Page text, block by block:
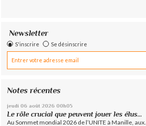
Newsletter
S'inscrire Se désinscrire
Notes récentes
jeudi 06 août 2026 00h05
Le rôle crucial que peuvent jouer les élus...
Au Sommet mondial 2026 de l’UNITE à Manille, aux...